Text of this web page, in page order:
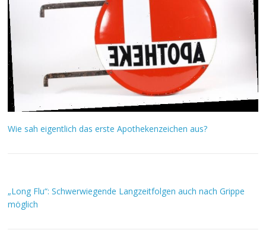
Wie sah eigentlich das erste Apothekenzeichen aus?
„Long Flu“: Schwerwiegende Langzeitfolgen auch nach Grippe
möglich